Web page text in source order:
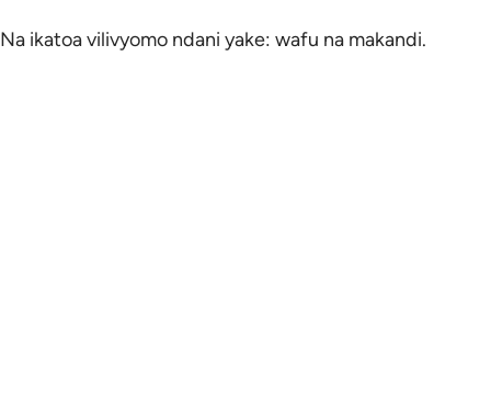
Na ikatoa vilivyomo ndani yake: wafu na makandi.